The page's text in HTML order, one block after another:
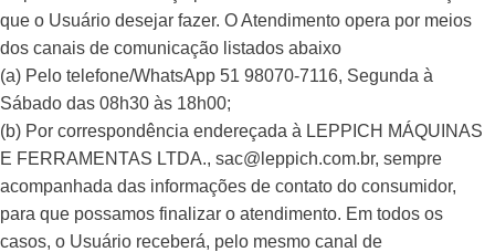
que o Usuário desejar fazer. O Atendimento opera por meios
dos canais de comunicação listados abaixo
(a) Pelo telefone/WhatsApp 51 98070-7116, Segunda à
Sábado das 08h30 às 18h00;
(b) Por correspondência endereçada à LEPPICH MÁQUINAS
E FERRAMENTAS LTDA., sac@leppich.com.br, sempre
acompanhada das informações de contato do consumidor,
para que possamos finalizar o atendimento. Em todos os
casos, o Usuário receberá, pelo mesmo canal de